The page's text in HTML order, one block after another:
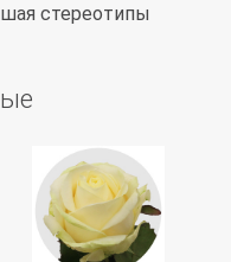
стереотипы